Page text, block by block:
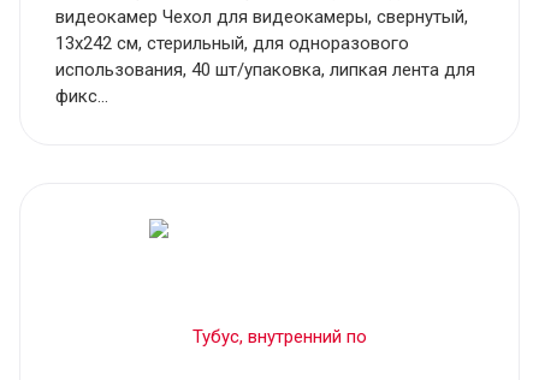
видеокамер Чехол для видеокамеры, свернутый,
13х242 см, стерильный, для одноразового
использования, 40 шт/упаковка, липкая лента для
фикс...